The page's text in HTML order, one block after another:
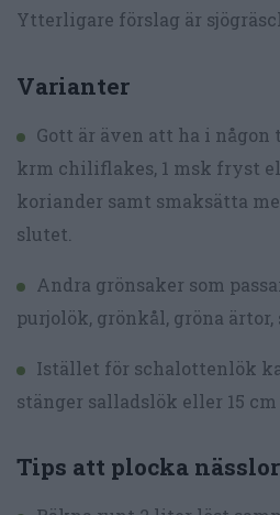
Ytterligare förslag är
Varianter
Gott är även att ha i någon
krm chiliflakes, 1 msk fryst
koriander samt smaksätta
slutet.
Andra grönsaker som
purjolök, grönkål, gröna ärtor,
Istället för schalottenlök
stänger salladslök eller 15 cm
Tips att plocka